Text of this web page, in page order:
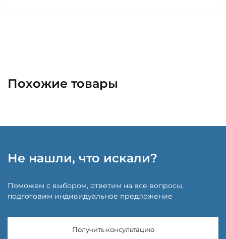
Похожие товары
Не нашли, что искали?
Поможем с выбором, ответим на все вопросы,
подготовим индивидуальное предложение
Получить консультацию